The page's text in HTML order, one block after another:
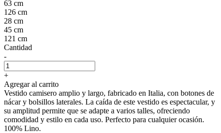
63 cm
126 cm
28 cm
45 cm
121 cm
Cantidad
-
+
Agregar al carrito
Vestido camisero amplio y largo, fabricado en Italia, con botones de
nácar y bolsillos laterales. La caída de este vestido es espectacular, y
su amplitud permite que se adapte a varios talles, ofreciendo
comodidad y estilo en cada uso. Perfecto para cualquier ocasión.
100% Lino.